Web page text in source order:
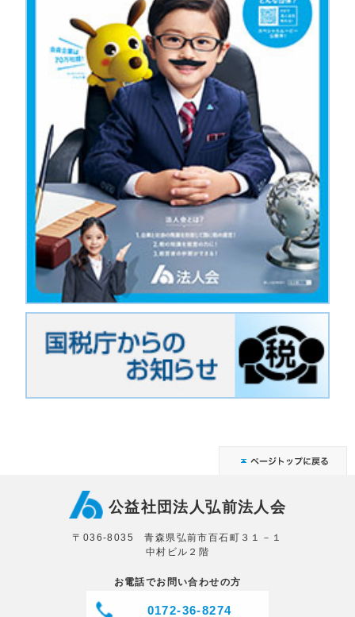
公益社団法人弘前法人会
〒036-8035 青森県弘前市百石町３１－１
中村ビル２階
お電話でお問い合わせの方
0172-36-8274